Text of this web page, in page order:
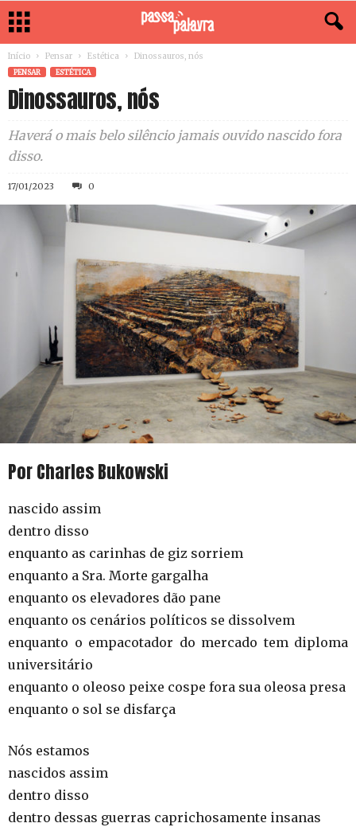
Início Pensar Estética Dinossauros, nós
PENSAR ESTÉTICA
Dinossauros, nós
Haverá o mais belo silêncio jamais ouvido nascido fora
disso.
17/01/2023 0
Por Charles Bukowski
nascido assim
dentro disso
enquanto as carinhas de giz sorriem
enquanto a Sra. Morte gargalha
enquanto os elevadores dão pane
enquanto os cenários políticos se dissolvem
enquanto o empacotador do mercado tem diploma
universitário
enquanto o oleoso peixe cospe fora sua oleosa presa
enquanto o sol se disfarça
Nós estamos
nascidos assim
dentro disso
dentro dessas guerras caprichosamente insanas